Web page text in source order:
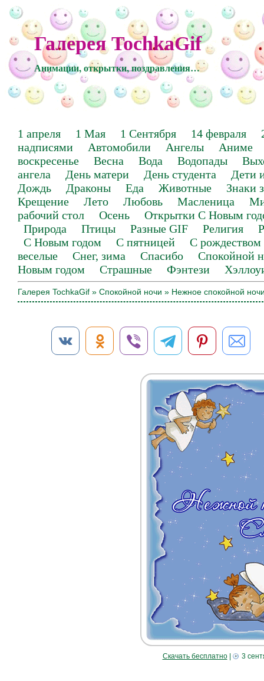
Галерея TochkaGif
Анимации, открытки, поздравления…
1 апреля 1 Мая 1 Сентября 14 февраля
надписями
Автомобили Ангелы
Аниме
воскресенье
Весна Вода Водопады
ангела
День матери День студента
Дети
Дождь
Драконы Еда Животные
Знаки
Крещение
Лето Любовь Масленица
рабочий стол
Осень
Открытки С Новым
Природа
Птицы Разные GIF Религия
С Новым годом
С пятницей
С рождеством
веселые
Снег, зима Спасибо
Спокойной
Новым годом
Страшные Фэнтези
Галерея TochkaGif » Спокойной ночи » Нежное спокойной
Скачать бесплатно| 3